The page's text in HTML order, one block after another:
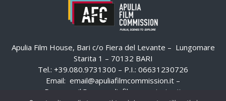
Apulia Film House, Bari c/o Fiera del Levante – Lungomare
Starita 1 – 70132 BARI
Tel.: +39.080.9731300 – P.I.: 06631230726
Email: email@apuliafilmcommission.it –
Pec:
email@pec.apuliafilmcommission.it